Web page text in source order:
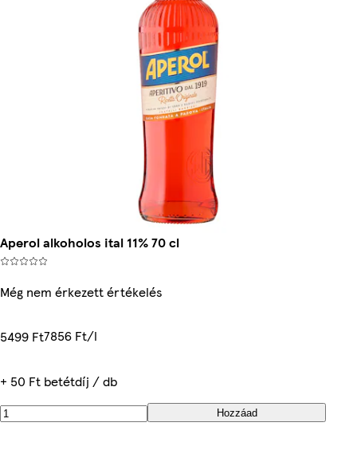
Aperol alkoholos ital 11% 70 cl
Még nem érkezett értékelés
5499 Ft7856 Ft/l
+ 50 Ft betétdíj / db
Hozzáad